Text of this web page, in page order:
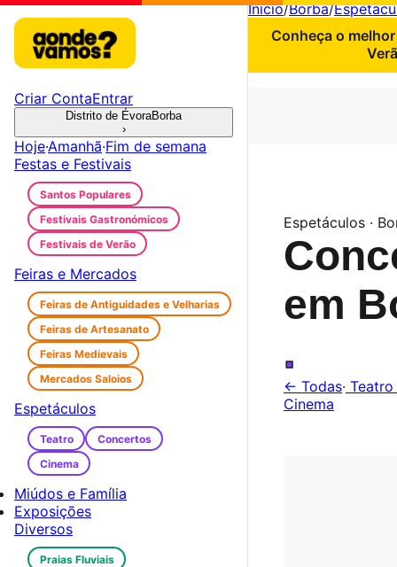
Início/Borba/
Conheça o
Espetáculos ·
em
.
← Todas· Teatro
Cinema
Criar ContaEntrar
Distrito de ÉvoraBorba
›
Hoje·Amanhã·Fim de semana
Festas e Festivais
Santos Populares
Festivais Gastronómicos
Festivais de Verão
Feiras e Mercados
Feiras de Antiguidades e Velharias
Feiras de Artesanato
Feiras Medievais
Mercados Saloios
Espetáculos
Teatro
Concertos
Cinema
Miúdos e Família
Exposições
Diversos
Praias Fluviais